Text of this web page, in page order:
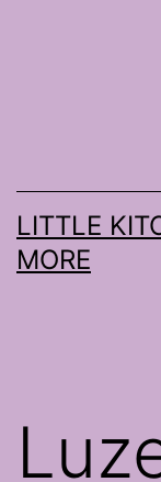
LITTLE
MORE